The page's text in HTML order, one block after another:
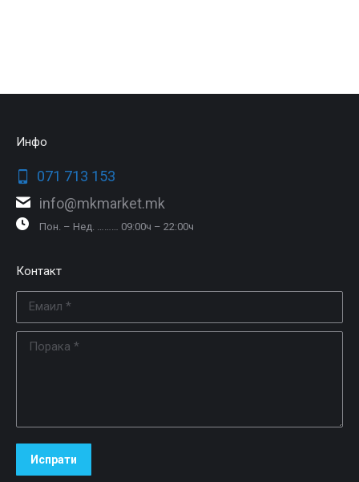
Инфо
071 713 153
info@mkmarket.mk
Пон. – Нед. ……… 09:00ч – 22:00ч
Контакт
Испрати